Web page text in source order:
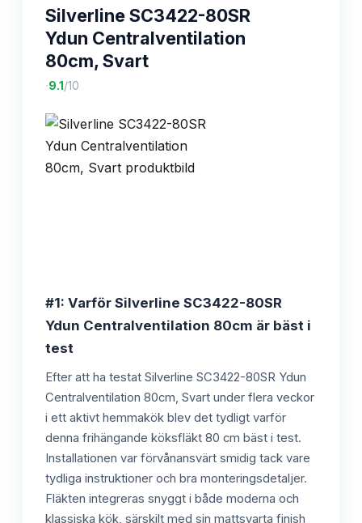
Silverline SC3422-80SR
Ydun Centralventilation
80cm, Svart
·9.1 /10
#1: Varför Silverline SC3422-80SR
Ydun Centralventilation 80cm är bäst i
test
Efter att ha testat Silverline SC3422-80SR Ydun
Centralventilation 80cm, Svart under flera veckor
i ett aktivt hemmakök blev det tydligt varför
denna frihängande köksfläkt 80 cm bäst i test.
Installationen var förvånansvärt smidig tack vare
tydliga instruktioner och bra monteringsdetaljer.
Fläkten integreras snyggt i både moderna och
klassiska kök, särskilt med sin mattsvarta finish